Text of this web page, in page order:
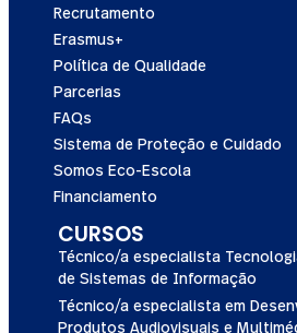
Recrutamento
Erasmus+
Política de Qualidade
Parcerias
FAQs
Sistema de Proteção e Cuidado
Somos Eco-Escola
Financiamento
CURSOS
Técnico/a especialista
de Sistemas de Informação
Técnico/a especialista em
Produtos Audiovisuais e